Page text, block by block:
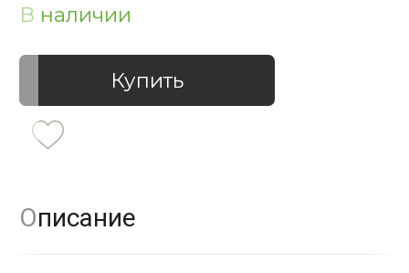
В наличии
Купить
Описание